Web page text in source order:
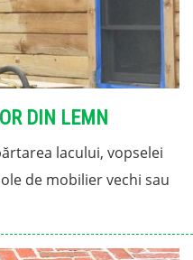
DIN LEMN
lacului, vopselei
de mobilier vechi sau